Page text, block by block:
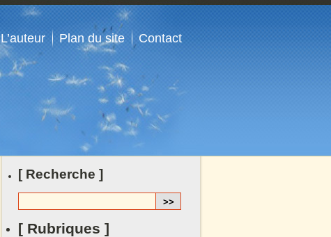
[ Recherche ]
L’auteur Plan du site Contact
[ Rubriques ]